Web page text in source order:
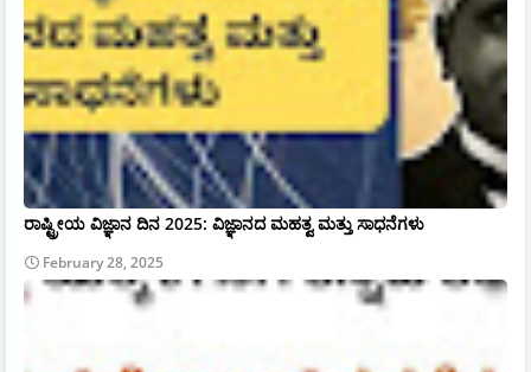
ರಾಷ್ಟ್ರೀಯ ವಿಜ್ಞಾನ ದಿನ 2025: ವಿಜ್ಞಾನದ ಮಹತ್ವ ಮತ್ತು ಸಾಧನೆಗಳು
February 28, 2025